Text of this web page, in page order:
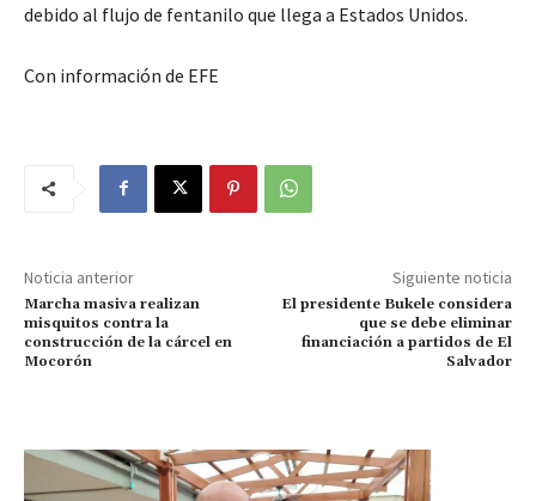
debido al flujo de fentanilo que llega a Estados Unidos.
Con información de EFE
Noticia anterior
Marcha masiva realizan
misquitos contra la
construcción de la cárcel en
Mocorón
Siguiente noticia
El presidente Bukele considera
que se debe eliminar
financiación a partidos de El
Salvador